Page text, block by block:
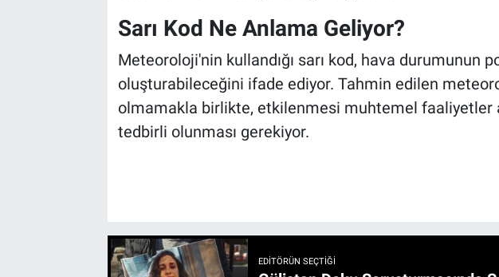
Sarı Kod Ne Anlama Geliyor?
Meteoroloji'nin kullandığı sarı kod, hava durumunun
oluşturabileceğini ifade ediyor. Tahmin edilen
olmamakla birlikte, etkilenmesi muhtemel faaliyetler
tedbirli olunması gerekiyor.
EDITÖRÜN SEÇTIĞI